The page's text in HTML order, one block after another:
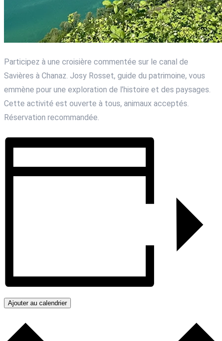
Participez à une croisière commentée sur le canal de
Savières à Chanaz. Josy Rosset, guide du patrimoine, vous
emmène pour une exploration de l’histoire et des paysages.
Cette activité est ouverte à tous, animaux acceptés.
Réservation recommandée.
Ajouter au calendrier